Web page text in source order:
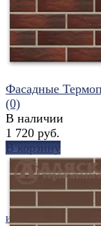
избранное
Фасадные
(0)
В наличии
1 720 руб.
В корзину